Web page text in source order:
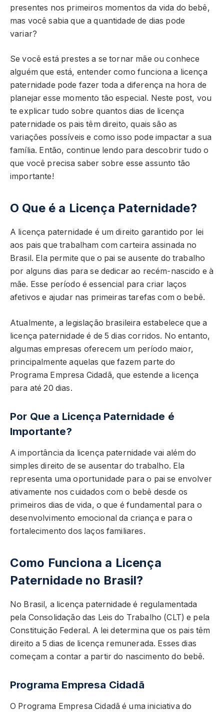
presentes nos primeiros momentos da vida do bebê,
mas você sabia que a quantidade de dias pode
variar?
Se você está prestes a se tornar mãe ou conhece
alguém que está, entender como funciona a licença
paternidade pode fazer toda a diferença na hora de
planejar esse momento tão especial. Neste post, vou
te explicar tudo sobre quantos dias de licença
paternidade os pais têm direito, quais são as
variações possíveis e como isso pode impactar a sua
família. Então, continue lendo para descobrir tudo o
que você precisa saber sobre esse assunto tão
importante!
O Que é a Licença Paternidade?
A licença paternidade é um direito garantido por lei
aos pais que trabalham com carteira assinada no
Brasil. Ela permite que o pai se ausente do trabalho
por alguns dias para se dedicar ao recém-nascido e à
mãe. Esse período é essencial para criar laços
afetivos e ajudar nas primeiras tarefas com o bebê.
Atualmente, a legislação brasileira estabelece que a
licença paternidade é de 5 dias corridos. No entanto,
algumas empresas oferecem um período maior,
principalmente aquelas que fazem parte do
Programa Empresa Cidadã, que estende a licença
para até 20 dias.
Por Que a Licença Paternidade é
Importante?
A importância da licença paternidade vai além do
simples direito de se ausentar do trabalho. Ela
representa uma oportunidade para o pai se envolver
ativamente nos cuidados com o bebê desde os
primeiros dias de vida, o que é fundamental para o
desenvolvimento emocional da criança e para o
fortalecimento dos laços familiares.
Como Funciona a Licença
Paternidade no Brasil?
No Brasil, a licença paternidade é regulamentada
pela Consolidação das Leis do Trabalho (CLT) e pela
Constituição Federal. A lei determina que os pais têm
direito a 5 dias de licença remunerada. Esses dias
começam a contar a partir do nascimento do bebê.
Programa Empresa Cidadã
O Programa Empresa Cidadã é uma iniciativa do